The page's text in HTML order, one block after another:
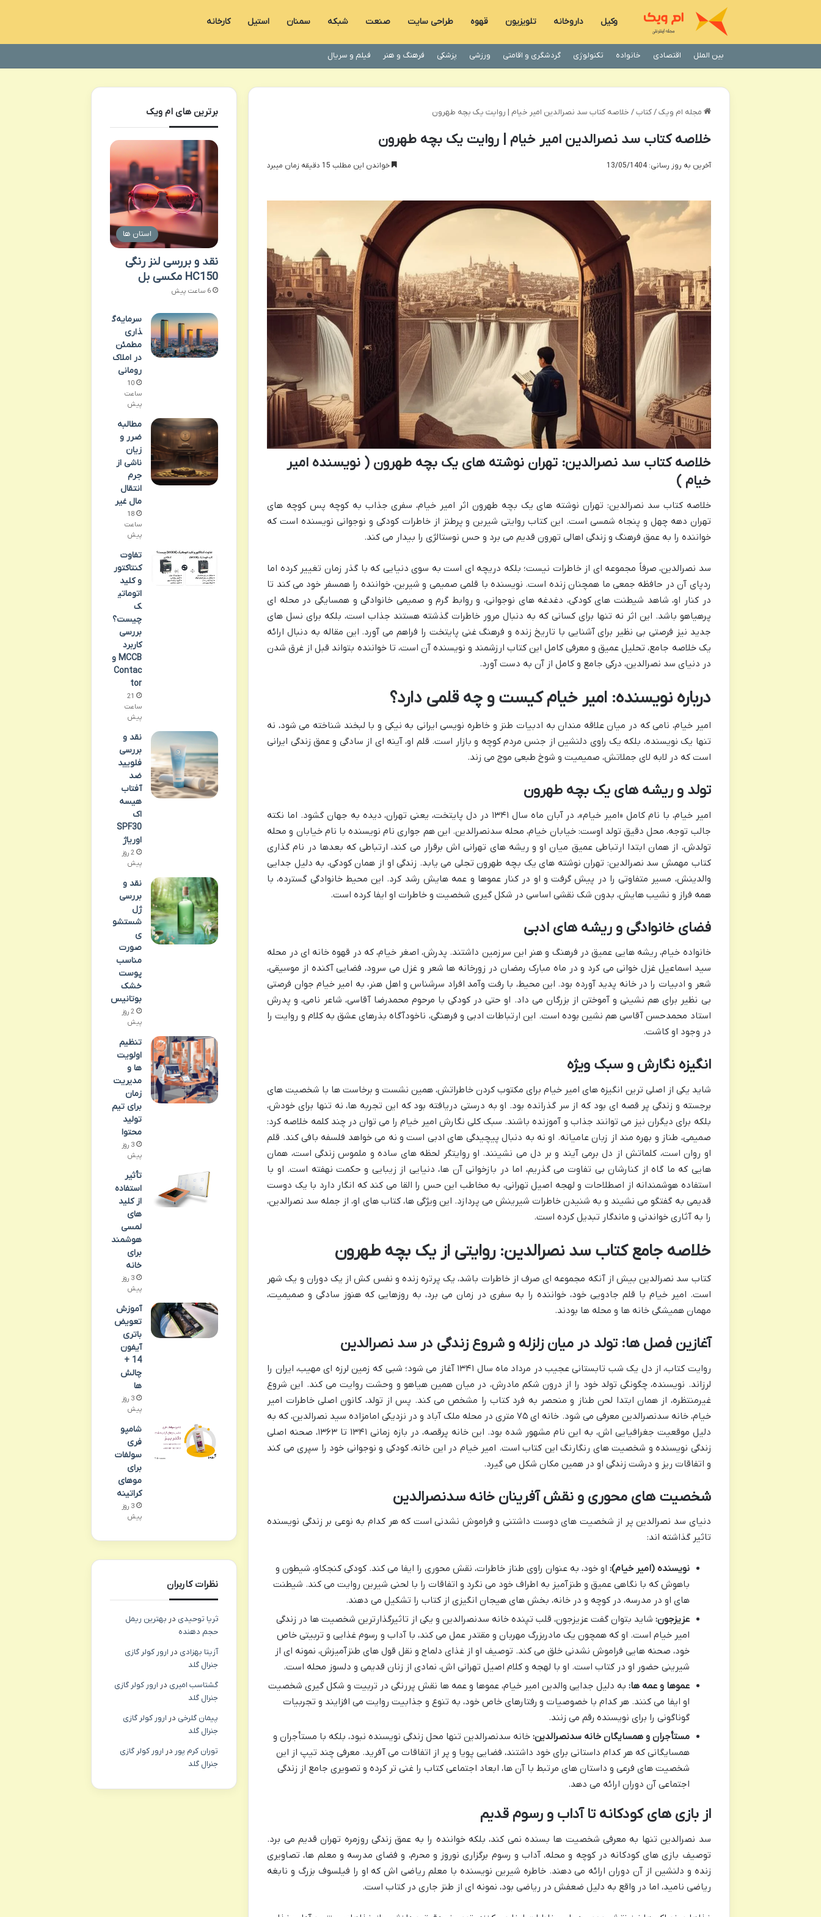
وکیل داروخانه تلویزیون قهوه طراحی سایت صنعت شبکه سمنان استیل کارخانه
بین الملل اقتصادی خانواده تکنولوژی گردشگری و اقامتی ورزشی پزشکی فرهنگ و هنر فیلم و سریال
مجله ام ویک / کتاب / خلاصه کتاب سد نصرالدین امیر خیام | روایت یک بچه طهرون
خلاصه کتاب سد نصرالدین امیر خیام | روایت یک بچه طهرون
آخرین به روز رسانی: 13/05/1404 خواندن این مطلب 15 دقیقه زمان میبرد
خلاصه کتاب سد نصرالدین: تهران نوشته های یک بچه طهرون ( نویسنده امیر
خیام )
خلاصه کتاب سد نصرالدین: تهران نوشته های یک بچه طهرون اثر امیر خیام، سفری جذاب به کوچه پس کوچه های
تهران دهه چهل و پنجاه شمسی است. این کتاب روایتی شیرین و پرطنز از خاطرات کودکی و نوجوانی نویسنده است که
خواننده را به عمق فرهنگ و زندگی اهالی تهرون قدیم می برد و حس نوستالژی را بیدار می کند.
سد نصرالدین، صرفاً مجموعه ای از خاطرات نیست؛ بلکه دریچه ای است به سوی دنیایی که با گذر زمان تغییر کرده اما
ردپای آن در حافظه جمعی ما همچنان زنده است. نویسنده با قلمی صمیمی و شیرین، خواننده را همسفر خود می کند تا
در کنار او، شاهد شیطنت های کودکی، دغدغه های نوجوانی، و روابط گرم و صمیمی خانوادگی و همسایگی در محله ای
پرهیاهو باشد. این اثر نه تنها برای کسانی که به دنبال مرور خاطرات گذشته هستند جذاب است، بلکه برای نسل های
جدید نیز فرصتی بی نظیر برای آشنایی با تاریخ زنده و فرهنگ غنی پایتخت را فراهم می آورد. این مقاله به دنبال ارائه
یک خلاصه جامع، تحلیل عمیق و معرفی کامل این کتاب ارزشمند و نویسنده آن است، تا خواننده بتواند قبل از غرق شدن
در دنیای سد نصرالدین، درکی جامع و کامل از آن به دست آورد.
درباره نویسنده: امیر خیام کیست و چه قلمی دارد؟
امیر خیام، نامی که در میان علاقه مندان به ادبیات طنز و خاطره نویسی ایرانی به نیکی و با لبخند شناخته می شود، نه
تنها یک نویسنده، بلکه یک راوی دلنشین از جنس مردم کوچه و بازار است. قلم او، آینه ای از سادگی و عمق زندگی ایرانی
است که در لابه لای جملاتش، صمیمیت و شوخ طبعی موج می زند.
تولد و ریشه های یک بچه طهرون
امیر خیام، با نام کامل «امیر خیام»، در آبان ماه سال ۱۳۴۱ در دل پایتخت، یعنی تهران، دیده به جهان گشود. اما نکته
جالب توجه، محل دقیق تولد اوست: خیابان خیام، محله سدنصرالدین. این هم جواری نام نویسنده با نام خیابان و محله
تولدش، از همان ابتدا ارتباطی عمیق میان او و ریشه های تهرانی اش برقرار می کند، ارتباطی که بعدها در نام گذاری
کتاب مهمش سد نصرالدین: تهران نوشته های یک بچه طهرون تجلی می یابد. زندگی او از همان کودکی، به دلیل جدایی
والدینش، مسیر متفاوتی را در پیش گرفت و او در کنار عموها و عمه هایش رشد کرد. این محیط خانوادگی گسترده، با
همه فراز و نشیب هایش، بدون شک نقشی اساسی در شکل گیری شخصیت و خاطرات او ایفا کرده است.
فضای خانوادگی و ریشه های ادبی
خانواده خیام، ریشه هایی عمیق در فرهنگ و هنر این سرزمین داشتند. پدرش، اصغر خیام، که در قهوه خانه ای در محله
سید اسماعیل غزل خوانی می کرد و در ماه مبارک رمضان در زورخانه ها شعر و غزل می سرود، فضایی آکنده از موسیقی،
شعر و ادبیات را در خانه پدید آورده بود. این محیط، با رفت وآمد افراد سرشناس و اهل هنر، به امیر خیام جوان فرصتی
بی نظیر برای هم نشینی و آموختن از بزرگان می داد. او حتی در کودکی با مرحوم محمدرضا آقاسی، شاعر نامی، و پدرش
استاد محمدحسن آقاسی هم نشین بوده است. این ارتباطات ادبی و فرهنگی، ناخودآگاه بذرهای عشق به کلام و روایت را
در وجود او کاشت.
انگیزه نگارش و سبک ویژه
شاید یکی از اصلی ترین انگیزه های امیر خیام برای مکتوب کردن خاطراتش، همین نشست و برخاست ها با شخصیت های
برجسته و زندگی پر قصه ای بود که از سر گذرانده بود. او به درستی دریافته بود که این تجربه ها، نه تنها برای خودش،
بلکه برای دیگران نیز می توانند جذاب و آموزنده باشند. سبک کلی نگارش امیر خیام را می توان در چند کلمه خلاصه کرد:
صمیمی، طناز و بهره مند از زبان عامیانه. او نه به دنبال پیچیدگی های ادبی است و نه می خواهد فلسفه بافی کند. قلم
او روان است، کلماتش از دل برمی آیند و بر دل می نشینند. او روایتگر لحظه های ساده و ملموس زندگی است، همان
هایی که ما گاه از کنارشان بی تفاوت می گذریم، اما در بازخوانی آن ها، دنیایی از زیبایی و حکمت نهفته است. او با
استفاده هوشمندانه از اصطلاحات و لهجه اصیل تهرانی، به مخاطب این حس را القا می کند که انگار دارد با یک دوست
قدیمی به گفتگو می نشیند و به شنیدن خاطرات شیرینش می پردازد. این ویژگی ها، کتاب های او، از جمله سد نصرالدین،
را به آثاری خواندنی و ماندگار تبدیل کرده است.
خلاصه جامع کتاب سد نصرالدین: روایتی از یک بچه طهرون
کتاب سد نصرالدین بیش از آنکه مجموعه ای صرف از خاطرات باشد، یک پرتره زنده و نفس کش از یک دوران و یک شهر
است. امیر خیام با قلم جادویی خود، خواننده را به سفری در زمان می برد، به روزهایی که هنوز سادگی و صمیمیت،
مهمان همیشگی خانه ها و محله ها بودند.
آغازین فصل ها: تولد در میان زلزله و شروع زندگی در سد نصرالدین
روایت کتاب، از دل یک شب تابستانی عجیب در مرداد ماه سال ۱۳۴۱ آغاز می شود؛ شبی که زمین لرزه ای مهیب، ایران را
لرزاند. نویسنده، چگونگی تولد خود را از درون شکم مادرش، در میان همین هیاهو و وحشت روایت می کند. این شروع
غیرمنتظره، از همان ابتدا لحن طناز و منحصر به فرد کتاب را مشخص می کند. پس از تولد، کانون اصلی خاطرات امیر
خیام، خانه سدنصرالدین معرفی می شود. خانه ای ۷۵ متری در محله ملک آباد و در نزدیکی امامزاده سید نصرالدین، که به
دلیل موقعیت جغرافیایی اش، به این نام مشهور شده بود. این خانه پرقصه، در بازه زمانی ۱۳۴۱ تا ۱۳۶۳، صحنه اصلی
زندگی نویسنده و شخصیت های رنگارنگ این کتاب است. امیر خیام در این خانه، کودکی و نوجوانی خود را سپری می کند
و اتفاقات ریز و درشت زندگی او در همین مکان شکل می گیرد.
شخصیت های محوری و نقش آفرینان خانه سدنصرالدین
دنیای سد نصرالدین پر از شخصیت های دوست داشتنی و فراموش نشدنی است که هر کدام به نوعی بر زندگی نویسنده
تاثیر گذاشته اند:
نویسنده (امیر خیام): او خود، به عنوان راوی طناز خاطرات، نقش محوری را ایفا می کند. کودکی کنجکاو، شیطون و
باهوش که با نگاهی عمیق و طنزآمیز به اطراف خود می نگرد و اتفاقات را با لحنی شیرین روایت می کند. شیطنت
های او در مدرسه، در کوچه و در خانه، بخش های هیجان انگیزی از کتاب را تشکیل می دهند.
عزیزجون: شاید بتوان گفت عزیزجون، قلب تپنده خانه سدنصرالدین و یکی از تاثیرگذارترین شخصیت ها در زندگی
امیر خیام است. او که همچون یک مادربزرگ مهربان و مقتدر عمل می کند، با آداب و رسوم غذایی و تربیتی خاص
خود، صحنه هایی فراموش نشدنی خلق می کند. توصیف او از غذای دلماج و نقل قول های طنزآمیزش، نمونه ای از
شیرینی حضور او در کتاب است. او با لهجه و کلام اصیل تهرانی اش، نمادی از زنان قدیمی و دلسوز محله است.
عموها و عمه ها: به دلیل جدایی والدین امیر خیام، عموها و عمه ها نقش پررنگی در تربیت و شکل گیری شخصیت
او ایفا می کنند. هر کدام با خصوصیات و رفتارهای خاص خود، به تنوع و جذابیت روایت می افزایند و تجربیات
گوناگونی را برای نویسنده رقم می زنند.
مستأجران و همسایگان خانه سدنصرالدین: خانه سدنصرالدین تنها محل زندگی نویسنده نبود، بلکه با مستأجران و
همسایگانی که هر کدام داستانی برای خود داشتند، فضایی پویا و پر از اتفاقات می آفرید. معرفی چند تیپ از این
شخصیت های فرعی و داستان های مرتبط با آن ها، ابعاد اجتماعی کتاب را غنی تر کرده و تصویری جامع از زندگی
اجتماعی آن دوران ارائه می دهد.
از بازی های کودکانه تا آداب و رسوم قدیم
سد نصرالدین تنها به معرفی شخصیت ها بسنده نمی کند، بلکه خواننده را به عمق زندگی روزمره تهران قدیم می برد.
توصیف بازی های کودکانه در کوچه و محله، آداب و رسوم برگزاری نوروز و محرم، و فضای مدرسه و معلم ها، تصاویری
زنده و دلنشین از آن دوران ارائه می دهند. خاطره شیرین نویسنده با معلم ریاضی اش که او را فیلسوف بزرگ و نابغه
ریاضی نامید، اما در واقع به دلیل ضعفش در ریاضی بود، نمونه ای از طنز جاری در کتاب است.
برترین های ام ویک
استان ها
نقد و بررسی لنز رنگی
HC150 مکسی بل
6 ساعت پیش
سرمایه‌گ
ذاری
مطمئن
در املاک
رومانی
10
ساعت
پیش
مطالبه
ضرر و
زیان
ناشی از
جرم
انتقال
مال غیر
18
ساعت
پیش
تفاوت
کنتاکتور
و کلید
اتوماتی
ک
چیست؟
بررسی
کاربرد
MCCB و
Contac
tor
21
ساعت
پیش
نقد و
بررسی
فلویید
ضد
آفتاب
هیسه
اک
SPF30
اوریاژ
2 روز
پیش
نقد و
بررسی
ژل
شستشو
ی
صورت
مناسب
پوست
خشک
بوتانیس
2 روز
پیش
تنظیم
اولویت
ها و
مدیریت
زمان
برای تیم
تولید
محتوا
3 روز
پیش
تأثیر
استفاده
از کلید
های
لمسی
هوشمند
برای
خانه
3 روز
پیش
آموزش
تعویض
باتری
آیفون
14 +
چالش
ها
3 روز
پیش
شامپو
فری
سولفات
برای
موهای
کراتینه
3 روز
پیش
نظرات کاربران
ثریا توحیدی در بهترین ریمل
حجم دهنده
آزیتا بهزادی در ارور کولر گازی
جنرال گلد
گشتاسب امیری در ارور کولر گازی
جنرال گلد
پیمان گلرخی در ارور کولر گازی
جنرال گلد
توران کرم پور در ارور کولر گازی
جنرال گلد